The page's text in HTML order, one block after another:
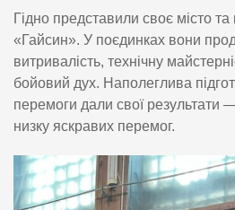
Гідно представили своє місто
«Гайсин». У поєдинках вони
витривалість, технічну
бойовий дух. Наполеглива
перемоги дали свої результати
низку яскравих перемог.